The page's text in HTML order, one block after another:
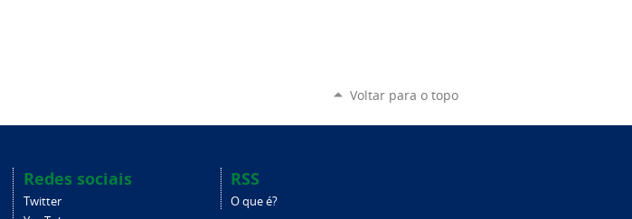
Voltar para o topo
Redes sociais
Twitter
RSS
O que é?